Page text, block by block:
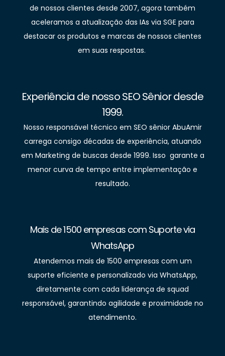
de nossos clientes desde 2007, agora também
aceleramos a atualização das IAs via SGE para
destacar os produtos e marcas de nossos clientes
em suas respostas.
Experiência de nosso SEO Sênior desde
1999.
Nosso responsável técnico em SEO sênior AbuAmir
carrega consigo décadas de experiência, atuando
em Marketing de buscas desde 1999. Isso garante a
menor curva de tempo entre implementação e
resultado.
Mais de 1500 empresas com Suporte via
WhatsApp
Atendemos mais de 1500 empresas com um
suporte eficiente e personalizado via WhatsApp,
diretamente com cada liderança de squad
responsável, garantindo agilidade e proximidade no
atendimento.